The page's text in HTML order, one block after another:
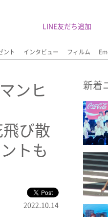
ント インタビュー フィルム
LINE友だち追加
ンヒ
び散
トも
2022.10.14
新着